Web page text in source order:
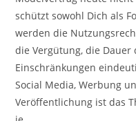
schützt sowohl Dich als
werden die
die Vergütung, die Dauer
Einschränkungen
Social Media, Werbung
Veröffentlichung ist das